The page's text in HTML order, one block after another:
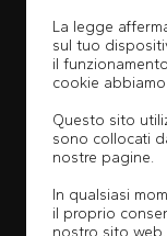
La legge
sul tuo
il
cookie
Questo sito
sono collocati
nostre pagine.
In qualsiasi
il proprio
nostro sito web.